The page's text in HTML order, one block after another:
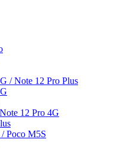
/ Note 12 Pro Plus
12 Pro 4G
Poco M5S